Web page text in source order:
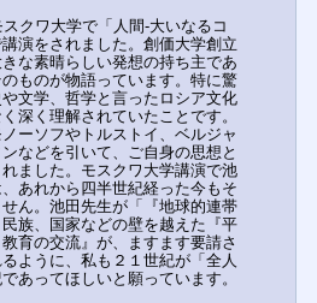
クワ大学で「人間-大いなるコ
演をされました。創価大学創立
な素晴らしい発想の持ち主であ
ものが物語っています。特に驚
文学、哲学と言ったロシア文化
深く理解されていたことです。
ーソフやトルストイ、ベルジャ
などを引いて、ご自身の思想と
ました。モスクワ大学講演で池
あれから四半世紀経った今もそ
ん。池田先生が「『地球的連帯
族、国家などの壁を越えた『平
育の交流』が、ますます要請さ
ように、私も２１世紀が「全人
あってほしいと願っています。